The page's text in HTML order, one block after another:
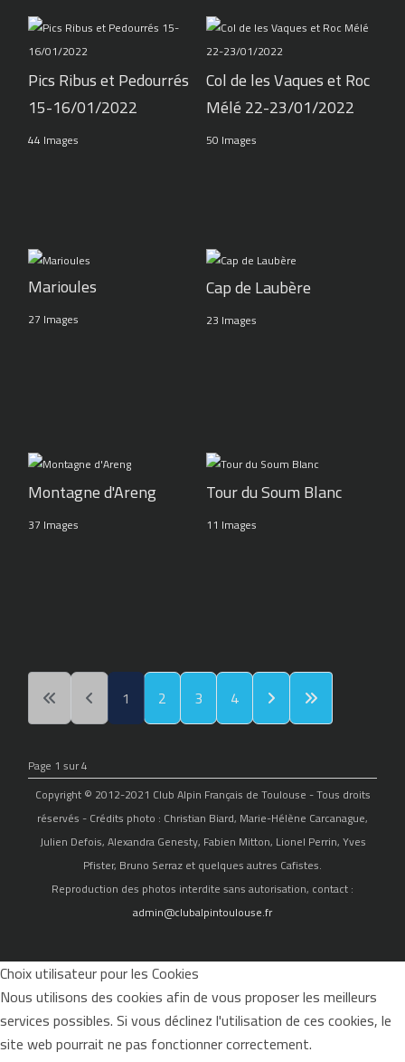
Pics Ribus et Pedourrés
15-16/01/2022
44 Images
Col de les Vaques et Roc
Mélé 22-23/01/2022
50 Images
Marioules
27 Images
Cap de Laubère
23 Images
Montagne d'Areng
37 Images
Tour du Soum Blanc
11 Images
1 2 3 4
Page 1 sur 4
Copyright © 2012-2021 Club Alpin Français de Toulouse - Tous droits
réservés - Crédits photo : Christian Biard, Marie-Hélène Carcanague,
Julien Defois, Alexandra Genesty, Fabien Mitton, Lionel Perrin, Yves
Pfister, Bruno Serraz et quelques autres Cafistes.
Reproduction des photos interdite sans autorisation, contact :
admin@clubalpintoulouse.fr
Choix utilisateur pour les Cookies
Nous utilisons des cookies afin de vous proposer les meilleurs
services possibles. Si vous déclinez l'utilisation de ces cookies, le
site web pourrait ne pas fonctionner correctement.